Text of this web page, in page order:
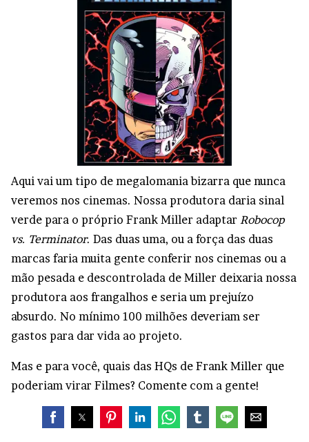
Aqui vai um tipo de megalomania bizarra que nunca
veremos nos cinemas. Nossa produtora daria sinal
verde para o próprio Frank Miller adaptar Robocop
vs. Terminator. Das duas uma, ou a força das duas
marcas faria muita gente conferir nos cinemas ou a
mão pesada e descontrolada de Miller deixaria nossa
produtora aos frangalhos e seria um prejuízo
absurdo. No mínimo 100 milhões deveriam ser
gastos para dar vida ao projeto.
Mas e para você, quais das HQs de Frank Miller que
poderiam virar Filmes? Comente com a gente!